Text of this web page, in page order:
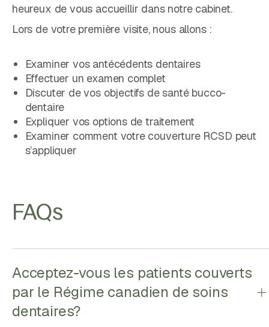
heureux de vous accueillir dans notre cabinet.
Lors de votre première visite, nous allons :
Examiner vos antécédents dentaires
Effectuer un examen complet
Discuter de vos objectifs de santé bucco-
dentaire
Expliquer vos options de traitement
Examiner comment votre couverture RCSD peut
s’appliquer
FAQs
Acceptez-vous les patients couverts
par le Régime canadien de soins
dentaires?